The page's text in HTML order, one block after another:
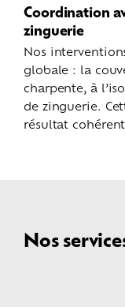
Coordination
zinguerie
Nos
globale : la
charpente, à
de zinguerie.
résultat
Nos